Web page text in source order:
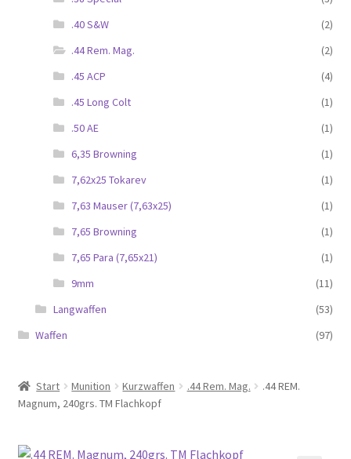
.40 S&W
(2)
.44 Rem. Mag.
(2)
.45 ACP
(4)
.45 Long Colt
(1)
.50 AE
(1)
6,35 Browning
(1)
7,62x25 Tokarev
(1)
7,63 Mauser (7,63x25)
(1)
7,65 Browning
(1)
7,65 Para (7,65x21)
(1)
9mm
(11)
Langwaffen
(53)
Waffen
(97)
Start Munition Kurzwaffen .44 Rem. Mag.
.44 REM.
Magnum, 240grs. TM Flachkopf